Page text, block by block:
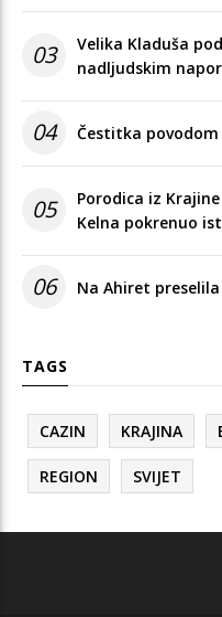
03
Velika Kladuša
nadljudskim
04 Čestitka povodom
05
Porodica iz
Kelna pokrenuo
06 Na Ahiret
TAGS
CAZIN KRAJINA
REGION SVIJET